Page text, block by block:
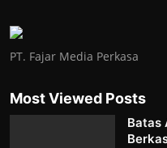
PT. Fajar Media Perkasa
Most Viewed Posts
Batas